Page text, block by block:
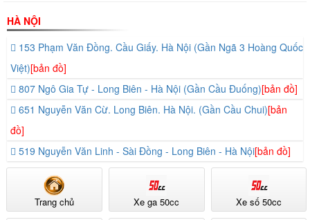
HÀ NỘI
153 Phạm Văn Đồng. Cầu Giấy. Hà Nội (Gần Ngã 3 Hoàng Quốc
Việt)[bản đồ]
807 Ngô Gia Tự - Long Biên - Hà Nội (Gần Cầu Đuống)[bản đồ]
651 Nguyễn Văn Cừ. Long Biên. Hà Nội. (Gần Cầu Chui)[bản
đồ]
519 Nguyễn Văn Linh - Sài Đồng - Long Biên - Hà Nội[bản đồ]
Trang chủ Xe ga 50cc Xe số 50cc